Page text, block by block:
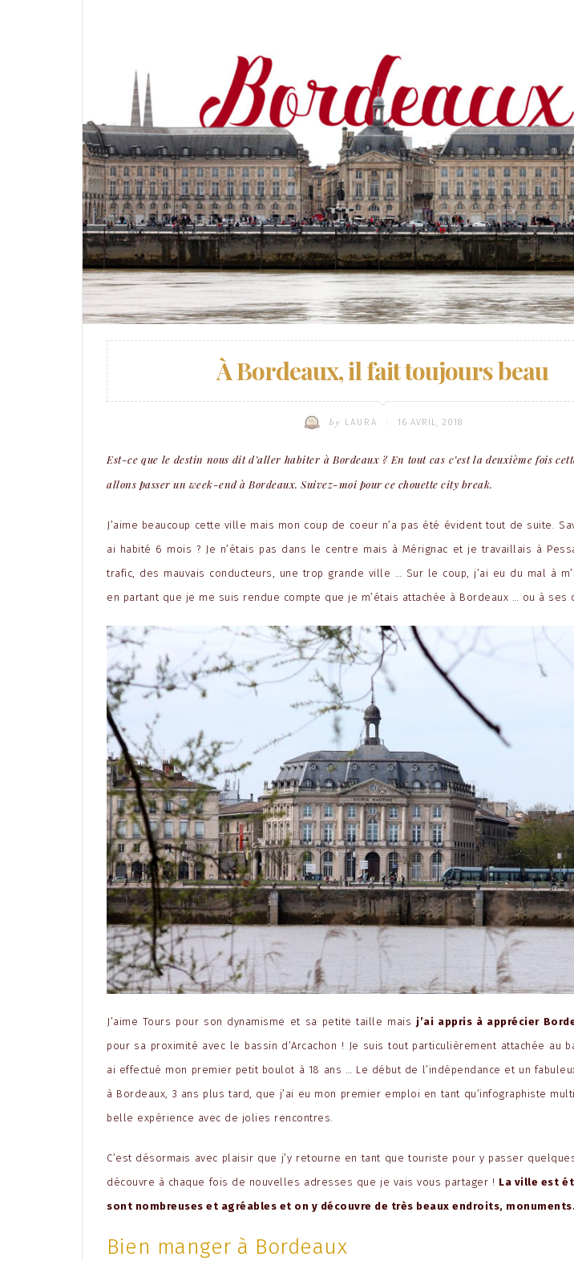
À Bordeaux, il fait toujours beau
by LAURA 16 AVRIL, 2018
Est-ce que le destin nous dit d’aller habiter à Bordeaux ? En tout cas c’est la deuxième fois
allons passer un week-end à Bordeaux. Suivez-moi pour ce chouette city break.
J’aime beaucoup cette ville mais mon coup de coeur n’a pas été évident tout de suite.
ai habité 6 mois ? Je n’étais pas dans le centre mais à Mérignac et je travaillais à
trafic, des mauvais conducteurs, une trop grande ville … Sur le coup, j’ai eu du mal à
en partant que je me suis rendue compte que je m’étais attachée à Bordeaux … ou à ses
J’aime Tours pour son dynamisme et sa petite taille mais j’ai appris à apprécier
pour sa proximité avec le bassin d’Arcachon ! Je suis tout particulièrement attachée au
ai effectué mon premier petit boulot à 18 ans … Le début de l’indépendance et un
à Bordeaux, 3 ans plus tard, que j’ai eu mon premier emploi en tant qu’infographiste
belle expérience avec de jolies rencontres.
C’est désormais avec plaisir que j’y retourne en tant que touriste pour y passer
découvre à chaque fois de nouvelles adresses que je vais vous partager ! La ville est
sont nombreuses et agréables et on y découvre de très beaux endroits,
Bien manger à Bordeaux